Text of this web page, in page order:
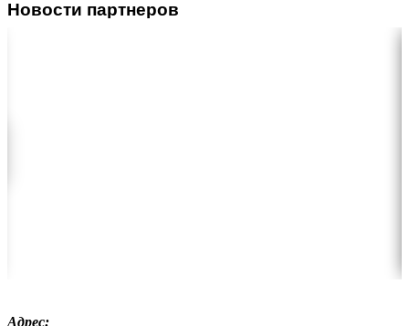
Новости партнеров
Адрес: